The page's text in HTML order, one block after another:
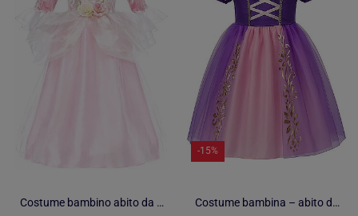
Costume bambino abito da principessa rosa e oro | Great Pretenders
-15%
Costume bambina – abito da principessa romane | Labay